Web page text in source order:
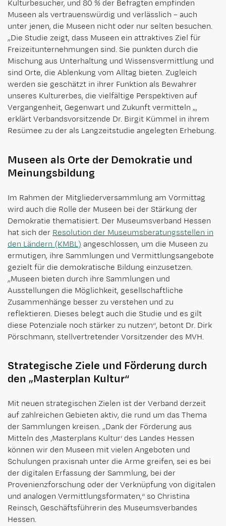
Kulturbesucher, und 80 % der Befragten empfinden
Museen als vertrauenswürdig und verlässlich – auch
unter jenen, die Museen nicht oder nur selten besuchen.
„Die Studie zeigt, dass Museen ein attraktives Ziel für
Freizeitunternehmungen sind. Sie punkten durch die
Mischung aus Unterhaltung und Wissensvermittlung und
sind Orte, die Ablenkung vom Alltag bieten. Zugleich
werden sie geschätzt in ihrer Funktion als Bewahrer
unseres Kulturerbes, die vielfältige Perspektiven auf
Vergangenheit, Gegenwart und Zukunft vermitteln „,
erklärt Verbandsvorsitzende Dr. Birgit Kümmel in ihrem
Resümee zu der als Langzeitstudie angelegten Erhebung.
Museen als Orte der Demokratie und
Meinungsbildung
Im Rahmen der Mitgliederversammlung am Vormittag
wird auch die Rolle der Museen bei der Stärkung der
Demokratie thematisiert. Der Museumsverband Hessen
hat sich der Resolution der Museumsberatungsstellen in
den Ländern (KMBL) angeschlossen, um die Museen zu
ermutigen, ihre Sammlungen und Vermittlungsangebote
gezielt für die demokratische Bildung einzusetzen.
„Museen bieten durch ihre Sammlungen und
Ausstellungen die Möglichkeit, gesellschaftliche
Zusammenhänge besser zu verstehen und zu
reflektieren. Dieses belegt auch die Studie und es gilt
diese Potenziale noch stärker zu nutzen“, betont Dr. Dirk
Pörschmann, stellvertretender Vorsitzender des MVH.
Strategische Ziele und Förderung durch
den „Masterplan Kultur“
Mit neuen strategischen Zielen ist der Verband derzeit
auf zahlreichen Gebieten aktiv, die rund um das Thema
der Sammlungen kreisen. „Dank der Förderung aus
Mitteln des ‚Masterplans Kultur‘ des Landes Hessen
können wir den Museen mit vielen Angeboten und
Schulungen praxisnah unter die Arme greifen, sei es bei
der digitalen Erfassung der Sammlung, bei der
Provenienzforschung oder der Verknüpfung von digitalen
und analogen Vermittlungsformaten,“ so Christina
Reinsch, Geschäftsführerin des Museumsverbandes
Hessen.